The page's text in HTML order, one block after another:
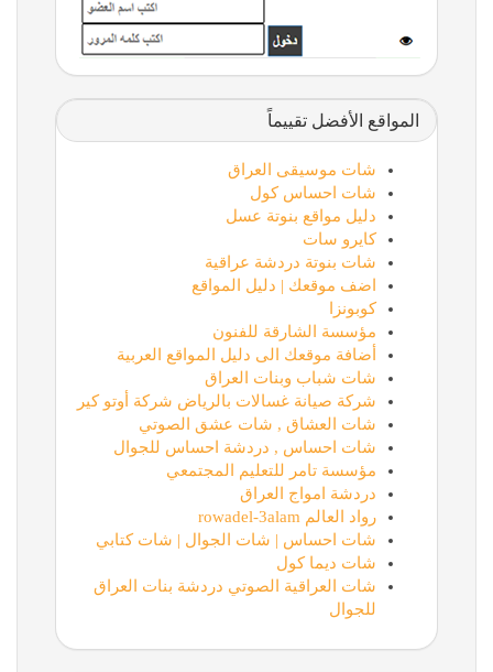
المواقع الأفضل تقييماً
شات موسيقى العراق
شات احساس كول
دليل مواقع بنوتة عسل
كايرو سات
شات بنوتة دردشة عراقية
اضف موقعك | دليل المواقع
كوبونزا
مؤسسة الشارقة للفنون
أضافة موقعك الى دليل المواقع العربية
شات شباب وبنات العراق
شركة صيانة غسالات بالرياض شركة أوتو كير
شات العشاق , شات عشق الصوتي
شات احساس , دردشة احساس للجوال
مؤسسة تامر للتعليم المجتمعي
دردشة امواج العراق
رواد العالم rowadel-3alam
شات احساس | شات الجوال | شات كتابي
شات ديما كول
شات العراقية الصوتي دردشة بنات العراق
للجوال